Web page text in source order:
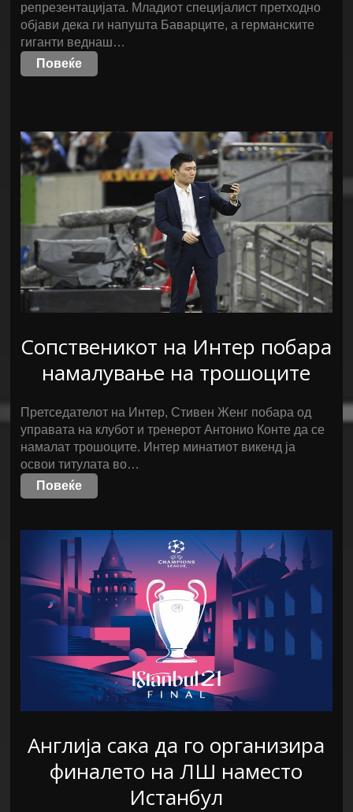
репрезентацијата. Младиот специјалист претходно
објави дека ги напушта Баварците, а германските
гиганти веднаш…
Повеќе
Сопственикот на Интер побара
намалување на трошоците
Претседателот на Интер, Стивен Женг побара од
управата на клубот и тренерот Антонио Конте да се
намалат трошоците. Интер минатиот викенд ја
освои титулата во…
Повеќе
Англија сака да го организира
финалето на ЛШ наместо
Истанбул